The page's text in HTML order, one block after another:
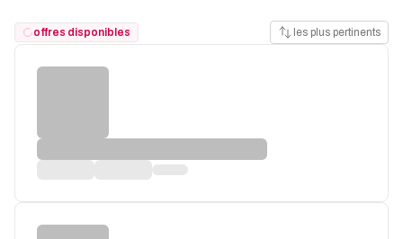
offres disponibles les plus pertinents